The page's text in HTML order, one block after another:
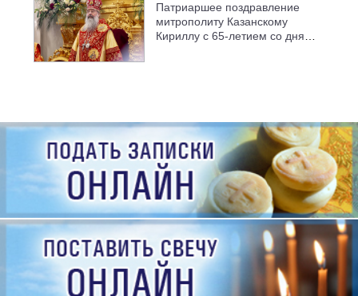
Патриаршее поздравление
митрополиту Казанскому
Кириллу с 65-летием со дня